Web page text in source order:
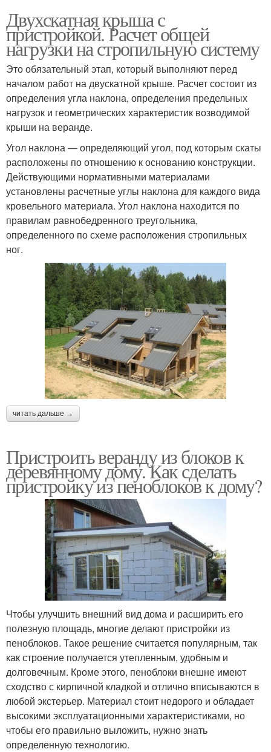
Двухскатная крыша с
пристройкой. Расчет общей
нагрузки на стропильную систему
Это обязательный этап, который выполняют перед
началом работ на двускатной крыше. Расчет состоит из
определения угла наклона, определения предельных
нагрузок и геометрических характеристик возводимой
крыши на веранде.
Угол наклона — определяющий угол, под которым скаты
расположены по отношению к основанию конструкции.
Действующими нормативными материалами
установлены расчетные углы наклона для каждого вида
кровельного материала. Угол наклона находится по
правилам равнобедренного треугольника,
определенного по схеме расположения стропильных
ног.
читать дальше →
Пристроить веранду из блоков к
деревянному дому. Как сделать
пристройку из пеноблоков к дому?
Чтобы улучшить внешний вид дома и расширить его
полезную площадь, многие делают пристройки из
пеноблоков. Такое решение считается популярным, так
как строение получается утепленным, удобным и
долговечным. Кроме этого, пеноблоки внешне имеют
сходство с кирпичной кладкой и отлично вписываются в
любой экстерьер. Материал стоит недорого и обладает
высокими эксплуатационными характеристиками, но
чтобы его правильно выложить, нужно знать
определенную технологию.